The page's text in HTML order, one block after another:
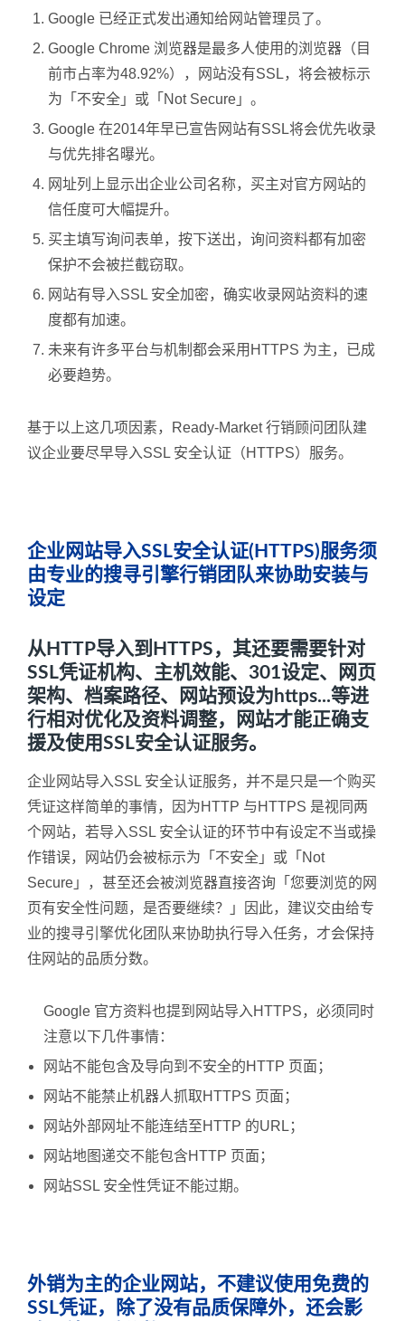
Google 已经正式发出通知给网站管理员了。
Google Chrome 浏览器是最多人使用的浏览器（目
前市占率为48.92%），网站没有SSL，将会被标示
为「不安全」或「Not Secure」。
Google 在2014年早已宣告网站有SSL将会优先收录
与优先排名曝光。
网址列上显示出企业公司名称，买主对官方网站的
信任度可大幅提升。
买主填写询问表单，按下送出，询问资料都有加密
保护不会被拦截窃取。
网站有导入SSL 安全加密，确实收录网站资料的速
度都有加速。
未来有许多平台与机制都会采用HTTPS 为主，已成
必要趋势。
基于以上这几项因素，Ready-Market 行销顾问团队建
议企业要尽早导入SSL 安全认证（HTTPS）服务。
企业网站导入SSL安全认证(HTTPS)服务须
由专业的搜寻引擎行销团队来协助安装与
设定
从HTTP导入到HTTPS，其还要需要针对
SSL凭证机构、主机效能、301设定、网页
架构、档案路径、网站预设为https...等进
行相对优化及资料调整，网站才能正确支
援及使用SSL安全认证服务。
企业网站导入SSL 安全认证服务，并不是只是一个购买
凭证这样简单的事情，因为HTTP 与HTTPS 是视同两
个网站，若导入SSL 安全认证的环节中有设定不当或操
作错误，网站仍会被标示为「不安全」或「Not
Secure」，甚至还会被浏览器直接咨询「您要浏览的网
页有安全性问题，是否要继续？」因此，建议交由给专
业的搜寻引擎优化团队来协助执行导入任务，才会保持
住网站的品质分数。
Google 官方资料也提到网站导入HTTPS，必须同时
注意以下几件事情：
网站不能包含及导向到不安全的HTTP 页面；
网站不能禁止机器人抓取HTTPS 页面；
网站外部网址不能连结至HTTP 的URL；
网站地图递交不能包含HTTP 页面；
网站SSL 安全性凭证不能过期。
外销为主的企业网站，不建议使用免费的
SSL凭证，除了没有品质保障外，还会影